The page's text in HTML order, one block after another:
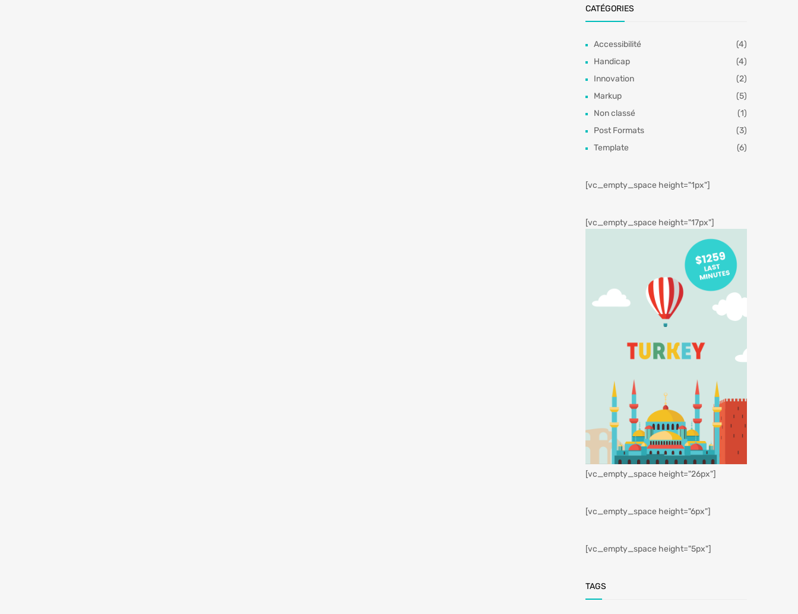
CATÉGORIES
Accessibilité
(4)
Handicap
(4)
Innovation
(2)
Markup
(5)
Non classé
(1)
Post Formats
(3)
Template
(6)
[vc_empty_space height="1px"]
[vc_empty_space height="17px"]
[vc_empty_space height="26px"]
[vc_empty_space height="6px"]
[vc_empty_space height="5px"]
TAGS